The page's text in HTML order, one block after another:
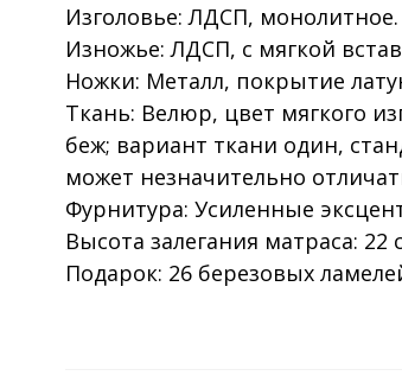
Изголовье: ЛДСП,
Изножье: ЛДСП, с мягкой
Ножки: Металл, покрытие
Ткань: Велюр, цвет мягкого
беж; вариант ткани один,
может незначительно
Фурнитура: Усиленные
Высота залегания матраса: 22
Подарок: 26 березовых